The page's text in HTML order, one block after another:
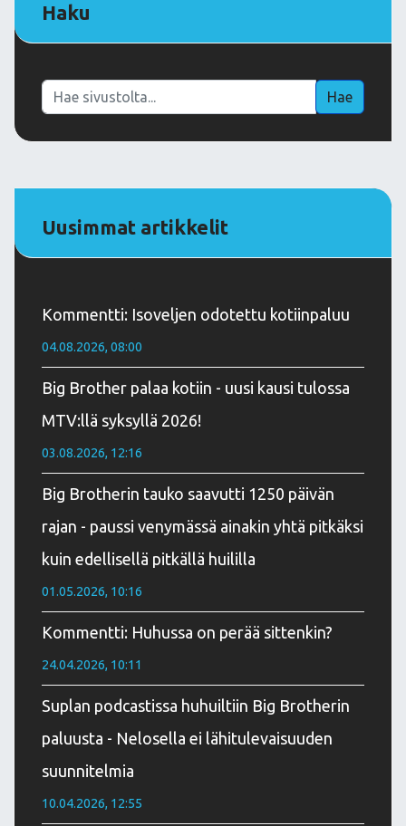
Haku
Haku Hae
Uusimmat artikkelit
Kommentti: Isoveljen odotettu kotiinpaluu
04.08.2026, 08:00
Big Brother palaa kotiin - uusi kausi tulossa
MTV:llä syksyllä 2026!
03.08.2026, 12:16
Big Brotherin tauko saavutti 1250 päivän
rajan - paussi venymässä ainakin yhtä pitkäksi
kuin edellisellä pitkällä huililla
01.05.2026, 10:16
Kommentti: Huhussa on perää sittenkin?
24.04.2026, 10:11
Suplan podcastissa huhuiltiin Big Brotherin
paluusta - Nelosella ei lähitulevaisuuden
suunnitelmia
10.04.2026, 12:55